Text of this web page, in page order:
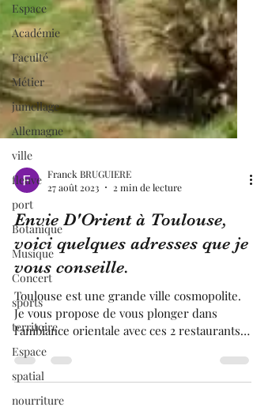
Espace
Académie
Faculté
Métier
jumellage
Allemagne
ville
fleuve
port
Botanique
Musique
Concert
sports
territoire
Espace
spatial
nourriture
Franck BRUGUIERE
27 août 2023
2 min de lecture
Envie D'Orient à Toulouse,
voici quelques adresses que je
vous conseille.
Toulouse est une grande ville cosmopolite.
Je vous propose de vous plonger dans
l'ambiance orientale avec ces 2 restaurants
et 2 pâtisseries